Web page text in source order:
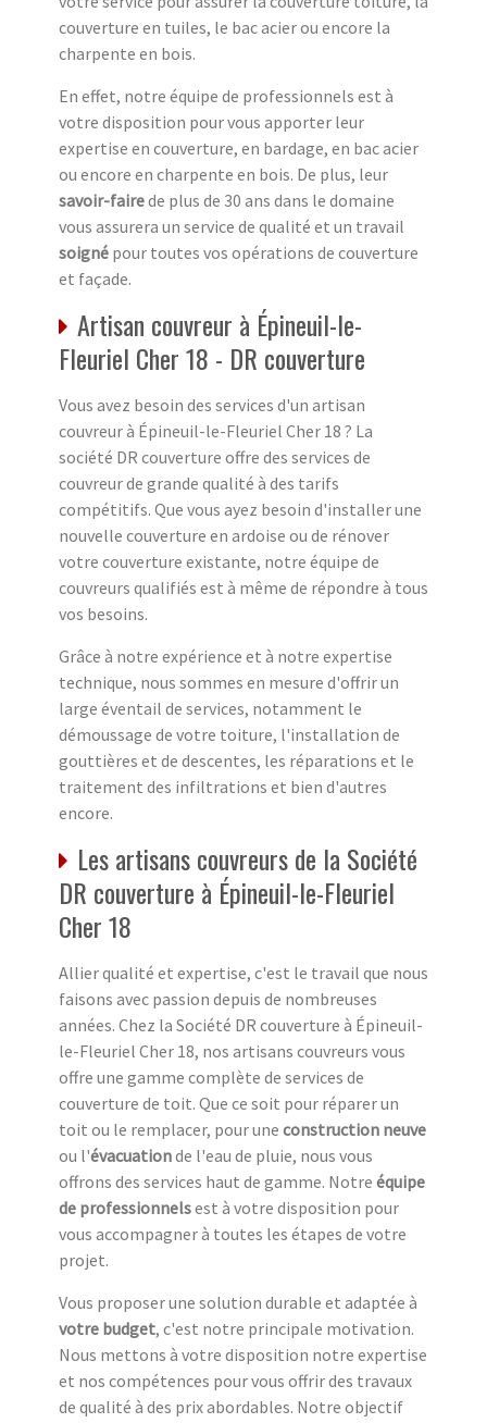
couverture en tuiles, le bac acier ou encore la
charpente en bois.
En effet, notre équipe de professionnels est à
votre disposition pour vous apporter leur
expertise en couverture, en bardage, en bac acier
ou encore en charpente en bois. De plus, leur
savoir-fairede plus de 30 ans dans le domaine
vous assurera un service de qualité et un travail
soigné pour toutes vos opérations de couverture
et façade.
Artisan couvreur à Épineuil-le-
Fleuriel Cher 18 - DR couverture
Vous avez besoin des services d'un artisan
couvreur à Épineuil-le-Fleuriel Cher 18 ? La
société DR couverture offre des services de
couvreur de grande qualité à des tarifs
compétitifs. Que vous ayez besoin d'installer une
nouvelle couverture en ardoise ou de rénover
votre couverture existante, notre équipe de
couvreurs qualifiés est à même de répondre à tous
vos besoins.
Grâce à notre expérience et à notre expertise
technique, nous sommes en mesure d'offrir un
large éventail de services, notamment le
démoussage de votre toiture, l'installation de
gouttières et de descentes, les réparations et le
traitement des infiltrations et bien d'autres
encore.
Les artisans couvreurs de la Société
DR couverture à Épineuil-le-Fleuriel
Cher 18
Allier qualité et expertise, c'est le travail que nous
faisons avec passion depuis de nombreuses
années. Chez la Société DR couverture à Épineuil-
le-Fleuriel Cher 18, nos artisans couvreurs vous
offre une gamme complète de services de
couverture de toit. Que ce soit pour réparer un
toit ou le remplacer, pour une construction neuve
ou l'évacuationde l'eau de pluie, nous vous
offrons des services haut de gamme. Notre équipe
de professionnelsest à votre disposition pour
vous accompagner à toutes les étapes de votre
projet.
Vous proposer une solution durable et adaptée à
votre budget, c'est notre principale motivation.
Nous mettons à votre disposition notre expertise
et nos compétences pour vous offrir des travaux
de qualité à des prix abordables. Notre objectif